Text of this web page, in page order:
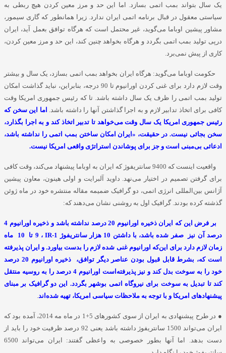
یک سال بتواند بمب اتمی بسازد. اما این حد و مرز معین کردن هیچ ربطی به
سیاستی معقول در قبال برنامه اتمی ایران ندارد. زیرا همانطور که گاری سیمور،
مشاور پیشین اوباما می‌گوید، غیر محتمل است که هرگاه توافق بعمل آید، ایران
درپی تولید بمب اتمی بگردد و هرگاه بخواهد چنین کند، این حد و مرز معین کردن،
کاری از پیش نمی‌برد.
حکومت اوباما می‌گوید: هرگاه ایران بخواهد بمب اتمی بسازد، یک سال و بیشتر
وقت لازم دارد برای غنی کردن اورانیوم تا 90 درجه، بنابراین، نباید گذاشت امکان
تولید بمب اتمی را ظرف یک سال داشته باشد. تا که رئیس جمهوری امریکا وقت
کافی برای اتخاذ تدابیر لازم و به اجرا گذاشتن آنها را داشته باشد.
اما این سخن که
رئیس جمهوری امریکا یک سال وقت می‌خواهد تا تدبیر اتخاذ کند و به اجرا بگذارد،
سخن بجائی نیست. در حقیقت، «ایران امکان ساختن بمب اتمی را نداشته باشد،
ادعائی بی‌مبنی است و جز برای پوشاندن استراتژی واقعی امریکا نیست.
واقعیت اینست که 9400 سانتریفوژ که ایران به اوباما پیشنهاد می‌کند، وقت کافی
برای گرفتن تصمیم در اختیار می‌نهد. داوید آلبرایت و اولی هینون، معاون پیشین
آژانس بین‌المللی انرژی اتمی، دو گرافیک ضمیمه مقاله منتشره خود در ماه ژوئن
گذشته کرده بودند. گرافیک اول به روشنی نشان می‌دهند که:
بر فرض این که ایران ذخیره اورانیوم 20 درصد نداشته باشد و ذخیره اورانیوم 4
درصد آن نیز صفر شده باشد، با داشتن 10 هزار سانتریفوژ
IR-1
، 9 تا 10 ماه
زمان لازم دارد برای این‌که اورانیوم غنی شده لازم را بدست بیاورد. و ایران پذیرفته
است که، بشرط قابل قبول بودن عناصر دیگر توافق، ذخیره اورانیوم 20 درصد
خود را به سوخت بدل کند و نیز پذیرفته‌است اورانیوم 4 درصد را به روسیه منتقل
کند تا تبدیل به سوخت برای نیروگاه اتمی بوشهر بگردد. این دو گرافیک بر مبنای
پیشنهادهای امریکا و با توجه به ملاحظات سیاسی امریکا، تهیه شده‌اند
● در طرح پیشنهادی به ایران از سوی کشورهای 5+1 در ماه مه 2014، آمده بود که
ایران می‌تواند 1500 سانتریفوژ داشته باشد یعنی 92 درصد ظرفیت خود را باید از
دست بدهد. اما آنها بطور خصوصی به واعظی گفتند: ایران می‌تواند 6500